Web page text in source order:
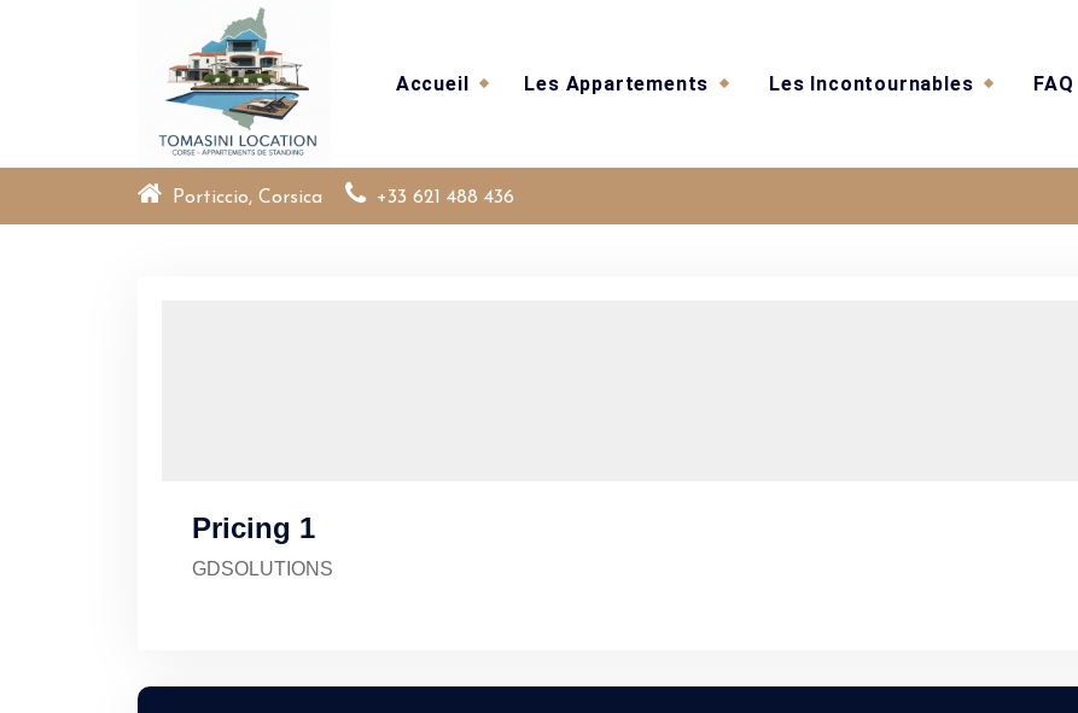
Accueil Les Appartements Les Incontournables FAQ
Porticcio, Corsica +33 621 488 436
Pricing 1
GDSOLUTIONS